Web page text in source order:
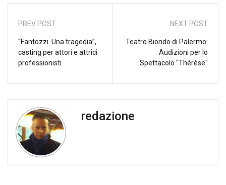
PREV POST
“Fantozzi. Una tragedia”,
casting per attori e attrici
professionisti
NEXT POST
Teatro Biondo di Palermo:
Audizioni per lo
Spettacolo "Thérèse"
redazione